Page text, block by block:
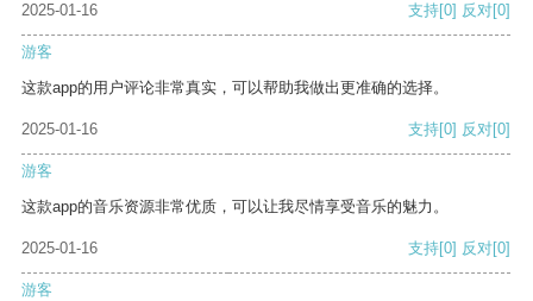
2025-01-16 支持[0] 反对[0]
游客
这款app的用户评论非常真实，可以帮助我做出更准确的选择。
2025-01-16 支持[0] 反对[0]
游客
这款app的音乐资源非常优质，可以让我尽情享受音乐的魅力。
2025-01-16 支持[0] 反对[0]
游客